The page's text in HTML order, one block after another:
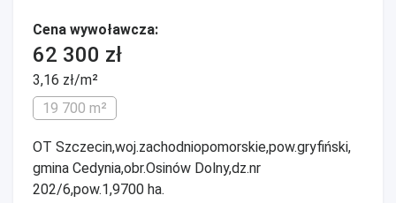
Cena wywoławcza:
62 300 zł
3,16 zł/m²
19 700 m²
OT Szczecin,woj.zachodniopomorskie,pow.gryfiński,
gmina Cedynia,obr.Osinów Dolny,dz.nr
202/6,pow.1,9700 ha.